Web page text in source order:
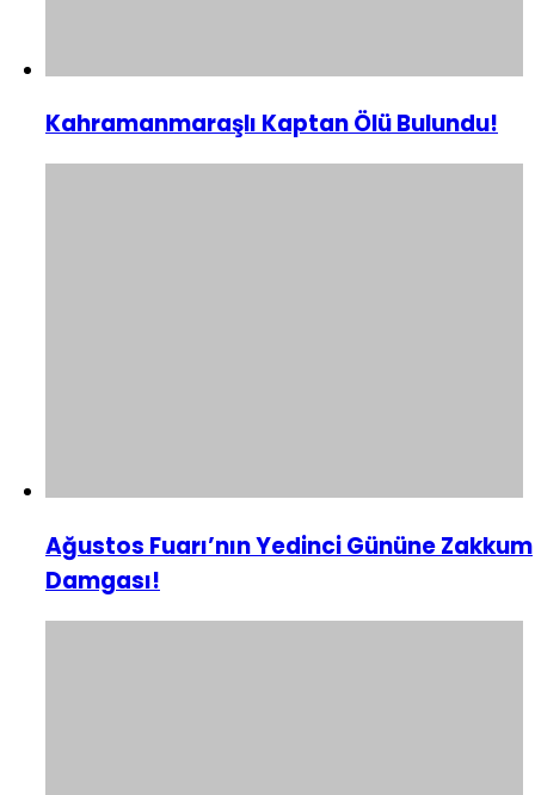
Kahramanmaraşlı Kaptan Ölü Bulundu!
Ağustos Fuarı’nın Yedinci Gününe Zakkum
Damgası!